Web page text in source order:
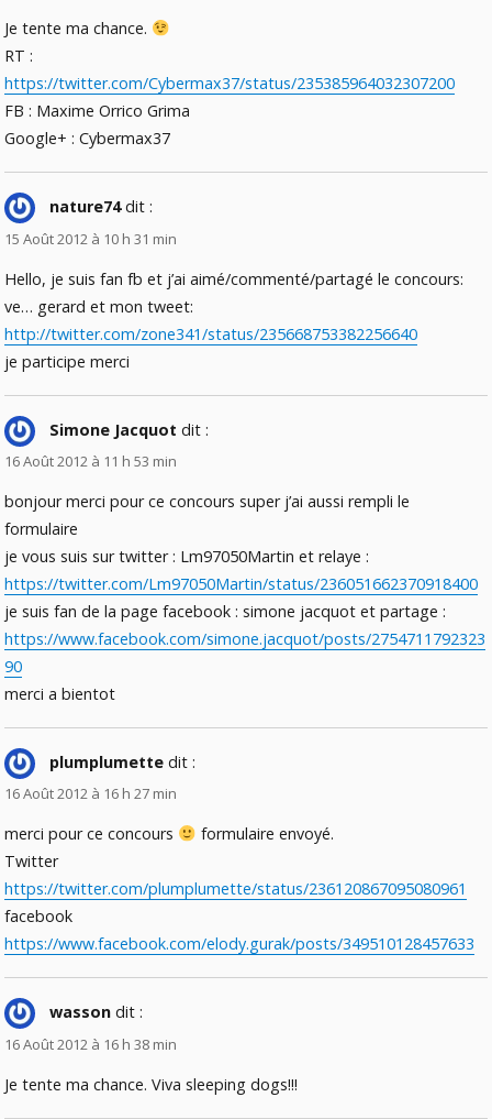
Je tente ma chance.
RT :
https://twitter.com/Cybermax37/status/235385964032307200
FB : Maxime Orrico Grima
Google+ : Cybermax37
nature74 dit :
15 Août 2012 à 10 h 31 min
Hello, je suis fan fb et j’ai aimé/commenté/partagé le concours:
ve… gerard et mon tweet:
http://twitter.com/zone341/status/235668753382256640
je participe merci
Simone Jacquot dit :
16 Août 2012 à 11 h 53 min
bonjour merci pour ce concours super j’ai aussi rempli le
formulaire
je vous suis sur twitter : Lm97050Martin et relaye :
https://twitter.com/Lm97050Martin/status/236051662370918400
je suis fan de la page facebook : simone jacquot et partage :
https://www.facebook.com/simone.jacquot/posts/2754711792323
90
merci a bientot
plumplumette dit :
16 Août 2012 à 16 h 27 min
merci pour ce concours
formulaire envoyé.
Twitter
https://twitter.com/plumplumette/status/236120867095080961
facebook
https://www.facebook.com/elody.gurak/posts/349510128457633
wasson dit :
16 Août 2012 à 16 h 38 min
Je tente ma chance. Viva sleeping dogs!!!